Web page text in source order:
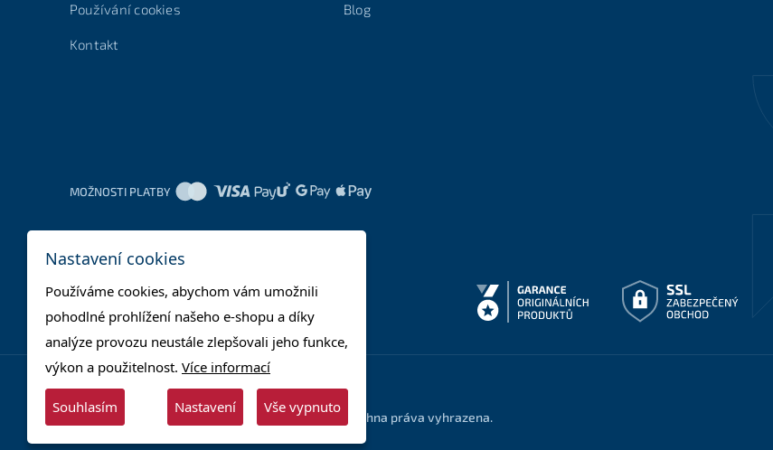
Používání cookies
Kontakt
Blog
MOŽNOSTI PLATBY
© 2025 - Supera Store s.r.o. - Všechna práva vyhrazena.
Nastavení cookies
Používáme cookies, abychom vám umožnili
pohodlné prohlížení našeho e-shopu a díky
analýze provozu neustále zlepšovali jeho funkce,
výkon a použitelnost. Více informací
Souhlasím Nastavení Vše vypnuto